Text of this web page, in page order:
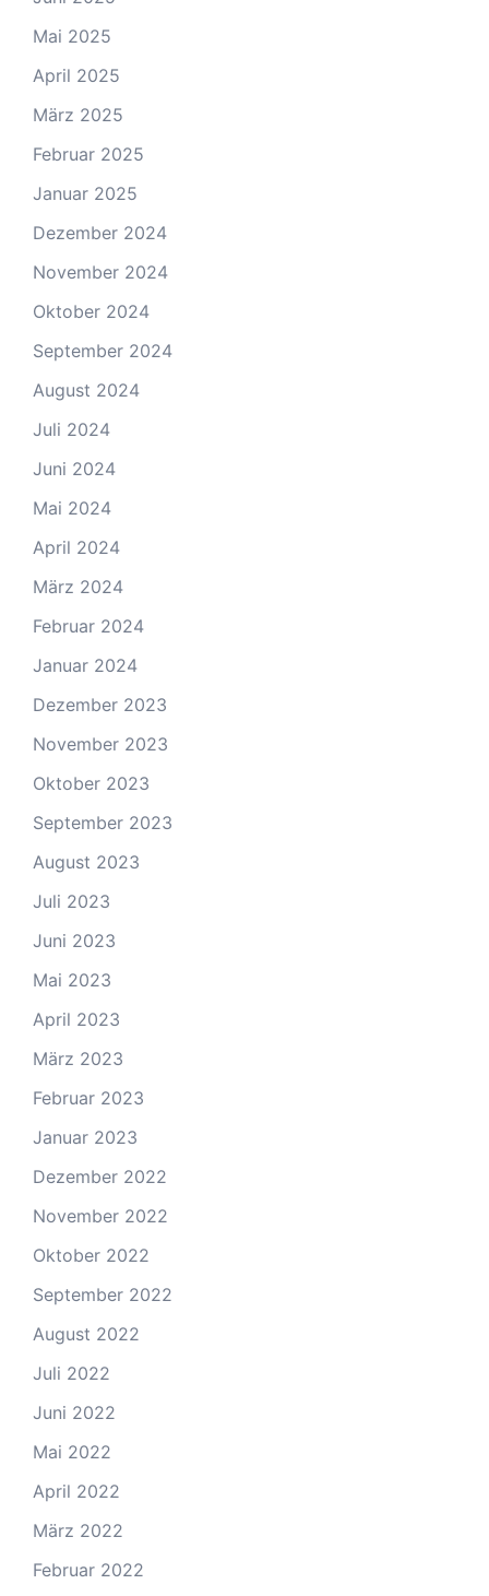
Mai 2025
April 2025
März 2025
Februar 2025
Januar 2025
Dezember 2024
November 2024
Oktober 2024
September 2024
August 2024
Juli 2024
Juni 2024
Mai 2024
April 2024
März 2024
Februar 2024
Januar 2024
Dezember 2023
November 2023
Oktober 2023
September 2023
August 2023
Juli 2023
Juni 2023
Mai 2023
April 2023
März 2023
Februar 2023
Januar 2023
Dezember 2022
November 2022
Oktober 2022
September 2022
August 2022
Juli 2022
Juni 2022
Mai 2022
April 2022
März 2022
Februar 2022